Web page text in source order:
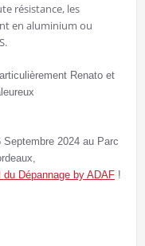
résistance, les
en aluminium ou
Renato et
Septembre 2024 au Parc
Dépannage by ADAF !